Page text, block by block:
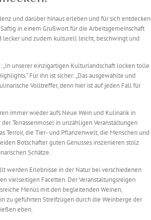
und darüber hinaus erleben und für sich entdecken
in einem Grußwort für die Arbeitsgemeinschaft
lecker und zudem kulturell leicht, beschwingt und
unserer einzigartigen Kulturlandschaft locken tolle
Für ihn ist sicher: „Das ausgewählte und
Volltreffer, denn hier ist auf jeden Fall für
immer wieder aufs Neue Wein und Kulinarik in
Terrassenmosel in unzähligen Veranstaltungen
Terroir, die Tier- und Pflanzenwelt, die Menschen und
Botschafter guten Genusses inszenieren stolz
Schätze.
werden Erlebnisse in der Natur bei verschiedenen
vielseitigen Facetten. Der Veranstaltungsreigen
Menüs mit den begleitenden Weinen,
zu geführten Streifzügen durch die Weinberge der
eben.